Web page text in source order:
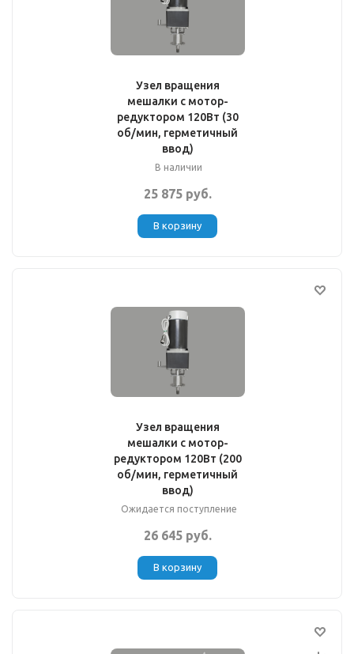
Узел вращения
мешалки с мотор-
редуктором 120Вт (30
об/мин, герметичный
ввод)
В наличии
25 875 руб.
В корзину
Узел вращения
мешалки с мотор-
редуктором 120Вт (200
об/мин, герметичный
ввод)
Ожидается поступление
26 645 руб.
В корзину